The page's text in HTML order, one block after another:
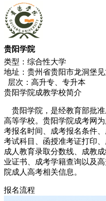
贵阳学院
类型：综合性大学
地址：贵州省贵阳市龙洞堡
层次：高升专、专升本
贵阳学院成教学校简介
贵阳学院，是经教育部批
高等学校。贵阳学院成考网
考报名时间、成考报名条件
考试科目、函授准考证打印
成人教育录取分数线、成教
业证书、成考学籍查询以及
院成人高考相关信息。
报名流程